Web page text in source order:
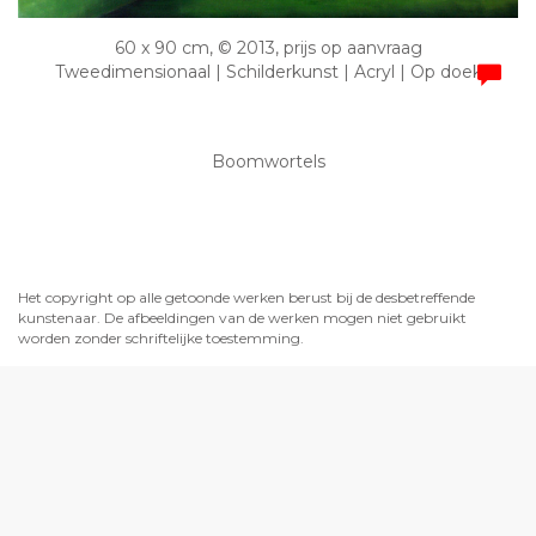
60 x 90 cm, © 2013, prijs op aanvraag
Tweedimensionaal | Schilderkunst | Acryl | Op doek
Boomwortels
Het copyright op alle getoonde werken berust bij de desbetreffende
kunstenaar. De afbeeldingen van de werken mogen niet gebruikt
worden zonder schriftelijke toestemming.